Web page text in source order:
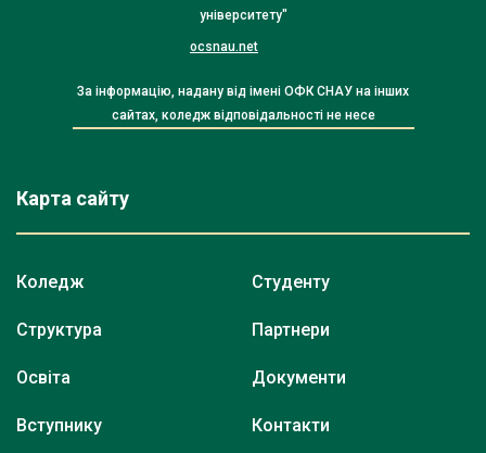
університету"
ocsnau.net
За інформацію, надану від імені ОФК СНАУ на інших
сайтах, коледж відповідальності не несе
Карта сайту
Коледж
Структура
Освіта
Вступнику
Студенту
Партнери
Документи
Контакти